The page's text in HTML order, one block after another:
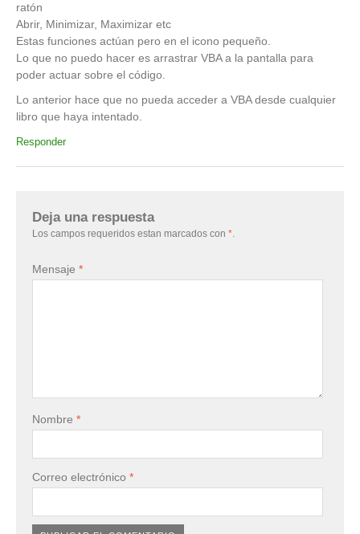
ratón
Abrir, Minimizar, Maximizar etc
Estas funciones actúan pero en el icono pequeño.
Lo que no puedo hacer es arrastrar VBA a la pantalla para
poder actuar sobre el código.
Lo anterior hace que no pueda acceder a VBA desde cualquier
libro que haya intentado.
Responder
Deja una respuesta
Los campos requeridos estan marcados con *
Mensaje *
Nombre *
Correo electrónico *